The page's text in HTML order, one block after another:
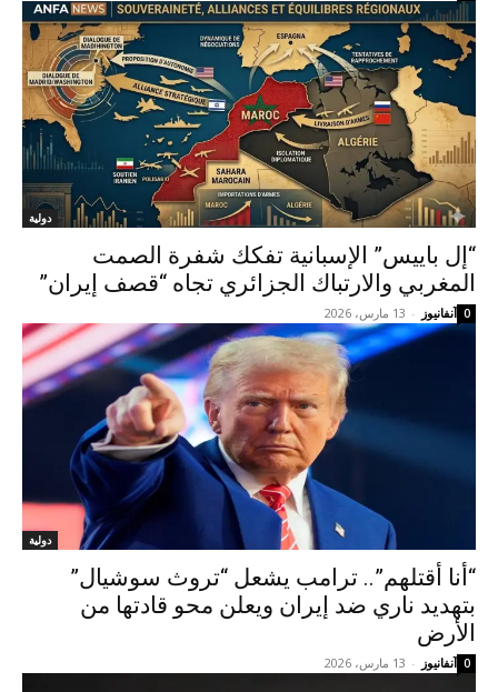
دولية
“إل باييس” الإسبانية تفكك شفرة الصمت
المغربي والارتباك الجزائري تجاه “قصف إيران”
آنفانيوز - 13 مارس، 2026 0
دولية
“أنا أقتلهم”.. ترامب يشعل “تروث سوشيال”
بتهديد ناري ضد إيران ويعلن محو قادتها من
الأرض
آنفانيوز - 13 مارس، 2026 0